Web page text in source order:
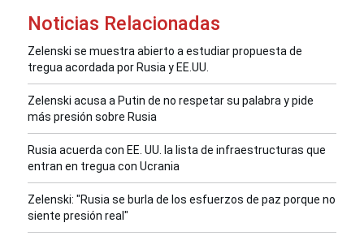
Noticias Relacionadas
Zelenski se muestra abierto a estudiar propuesta de
tregua acordada por Rusia y EE.UU.
Zelenski acusa a Putin de no respetar su palabra y pide
más presión sobre Rusia
Rusia acuerda con EE. UU. la lista de infraestructuras que
entran en tregua con Ucrania
Zelenski: "Rusia se burla de los esfuerzos de paz porque no
siente presión real"